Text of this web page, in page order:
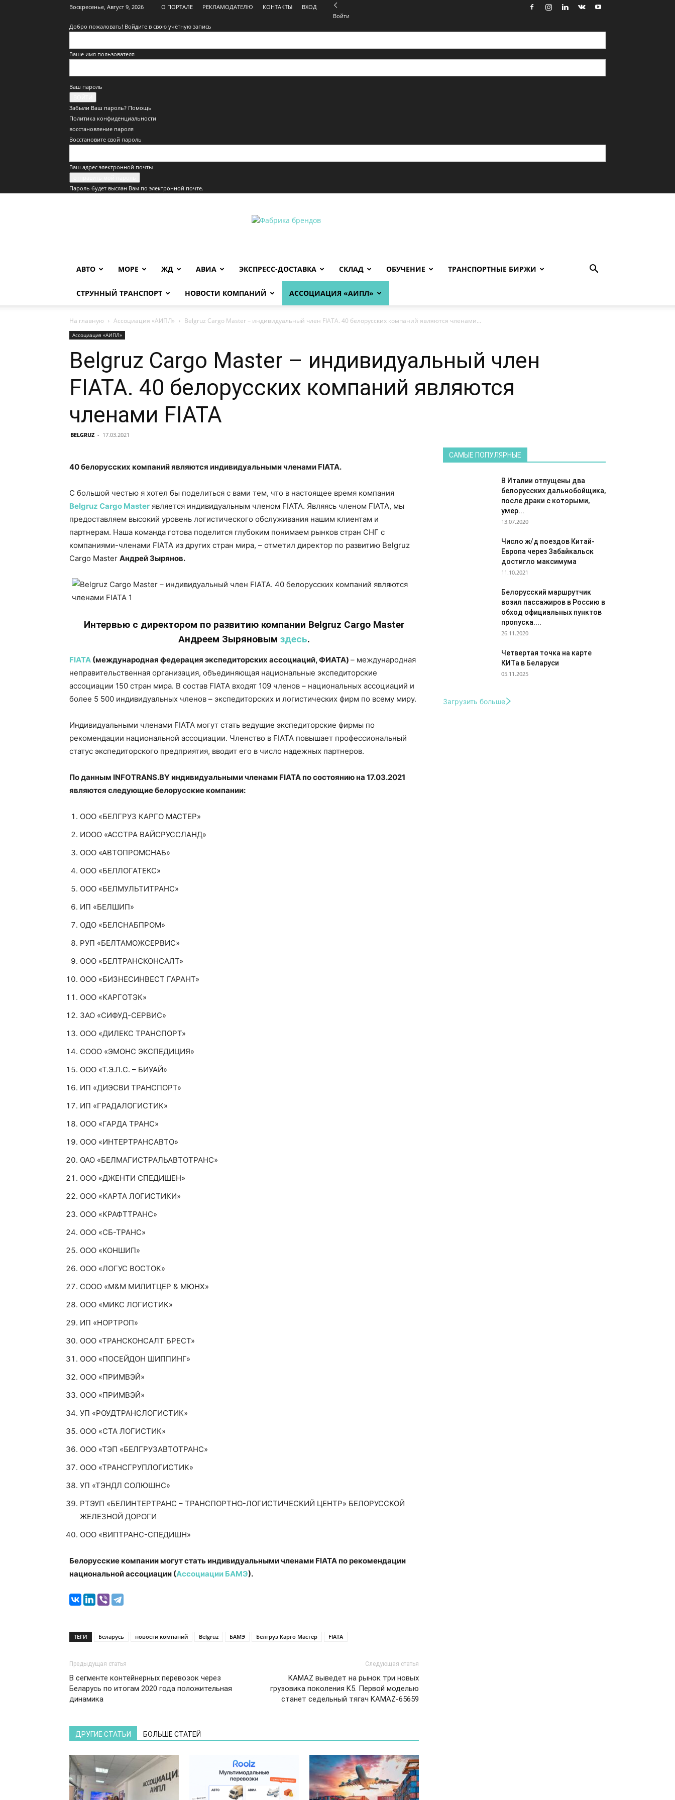
Воскресенье, Август 9, 2026 О ПОРТАЛЕ РЕКЛАМОДАТЕЛЮ КОНТАКТЫ
ВХОД
Войти
Добро пожаловать! Войдите в свою учётную запись
Ваше имя пользователя
Ваш пароль
Забыли Ваш пароль? Помощь
Политика конфиденциальности
восстановление пароля
Восстановите свой пароль
Ваш адрес электронной почты
Пароль будет выслан Вам по электронной почте.
АВТО МОРЕ ЖД АВИА ЭКСПРЕСС-ДОСТАВКА СКЛАД ОБУЧЕНИЕ ТРАНСПОРТНЫЕ БИРЖИ
СТРУННЫЙ ТРАНСПОРТ НОВОСТИ КОМПАНИЙ АССОЦИАЦИЯ «АИПЛ»
На главную Ассоциация «АИПЛ» Belgruz Cargo Master – индивидуальный член FIATA. 40 белорусских компаний являются членами...
Ассоциация «АИПЛ»
Belgruz Cargo Master – индивидуальный член
FIATA. 40 белорусских компаний являются
членами FIATA
BELGRUZ - 17.03.2021
40 белорусских компаний являются индивидуальными членами FIATA.
С большой честью я хотел бы поделиться с вами тем, что в настоящее время компания
Belgruz Cargo Master является индивидуальным членом FIATA. Являясь членом FIATA, мы
предоставляем высокий уровень логистического обслуживания нашим клиентам и
партнерам. Наша команда готова поделится глубоким понимаем рынков стран СНГ с
компаниями-членами FIATA из других стран мира, – отметил директор по развитию Belgruz
Cargo Master Андрей Зырянов.
Интервью с директором по развитию компании Belgruz Cargo Master
Андреем Зыряновым здесь.
FIATA (международная федерация экспедиторских ассоциаций, ФИАТА) – международная
неправительственная организация, объединяющая национальные экспедиторские
ассоциации 150 стран мира. В состав FIATA входят 109 членов – национальных ассоциаций и
более 5 500 индивидуальных членов – экспедиторских и логистических фирм по всему миру.
Индивидуальными членами FIATA могут стать ведущие экспедиторские фирмы по
рекомендации национальной ассоциации. Членство в FIATA повышает профессиональный
статус экспедиторского предприятия, вводит его в число надежных партнеров.
По данным INFOTRANS.BY индивидуальными членами FIATA по состоянию на 17.03.2021
являются следующие белорусские компании:
ООО «БЕЛГРУЗ КАРГО МАСТЕР»
ИООО «АССТРА ВАЙСРУССЛАНД»
ООО «АВТОПРОМСНАБ»
ООО «БЕЛЛОГАТЕКС»
ООО «БЕЛМУЛЬТИТРАНС»
ИП «БЕЛШИП»
ОДО «БЕЛСНАБПРОМ»
РУП «БЕЛТАМОЖСЕРВИС»
ООО «БЕЛТРАНСКОНСАЛТ»
ООО «БИЗНЕСИНВЕСТ ГАРАНТ»
ООО «КАРГОТЭК»
ЗАО «СИФУД-СЕРВИС»
ООО «ДИЛЕКС ТРАНСПОРТ»
СООО «ЭМОНС ЭКСПЕДИЦИЯ»
ООО «Т.Э.Л.С. – БИУАЙ»
ИП «ДИЭСВИ ТРАНСПОРТ»
ИП «ГРАДАЛОГИСТИК»
ООО «ГАРДА ТРАНС»
ООО «ИНТЕРТРАНСАВТО»
ОАО «БЕЛМАГИСТРАЛЬАВТОТРАНС»
ООО «ДЖЕНТИ СПЕДИШЕН»
ООО «КАРТА ЛОГИСТИКИ»
ООО «КРАФТТРАНС»
ООО «СБ-ТРАНС»
ООО «КОНШИП»
ООО «ЛОГУС ВОСТОК»
СООО «М&М МИЛИТЦЕР & МЮНХ»
ООО «МИКС ЛОГИСТИК»
ИП «НОРТРОП»
ООО «ТРАНСКОНСАЛТ БРЕСТ»
ООО «ПОСЕЙДОН ШИППИНГ»
ООО «ПРИМВЭЙ»
ООО «ПРИМВЭЙ»
УП «РОУДТРАНСЛОГИСТИК»
ООО «СТА ЛОГИСТИК»
ООО «ТЭП «БЕЛГРУЗАВТОТРАНС»
ООО «ТРАНСГРУПЛОГИСТИК»
УП «ТЭНДЛ СОЛЮШНС»
РТЭУП «БЕЛИНТЕРТРАНС – ТРАНСПОРТНО-ЛОГИСТИЧЕСКИЙ ЦЕНТР» БЕЛОРУССКОЙ
ЖЕЛЕЗНОЙ ДОРОГИ
ООО «ВИПТРАНС-СПЕДИШН»
Белорусские компании могут стать индивидуальными членами FIATA по рекомендации
национальной ассоциации (Ассоциации БАМЭ).
ТЕГИ Беларусь новости компаний Belgruz БАМЭ Белгруз Карго Мастер FIATA
Предыдущая статья
В сегменте контейнерных перевозок через
Беларусь по итогам 2020 года положительная
динамика
Следующая статья
KAMAZ выведет на рынок три новых
грузовика поколения K5. Первой моделью
станет седельный тягач KAMAZ-65659
ДРУГИЕ СТАТЬИ БОЛЬШЕ СТАТЕЙ
САМЫЕ ПОПУЛЯРНЫЕ
В Италии отпущены два
белорусских дальнобойщика,
после драки с которыми,
умер...
13.07.2020
Число ж/д поездов Китай-
Европа через Забайкальск
достигло максимума
11.10.2021
Белорусский маршрутчик
возил пассажиров в Россию в
обход официальных пунктов
пропуска....
26.11.2020
Четвертая точка на карте
КИТа в Беларуси
05.11.2025
Загрузить больше